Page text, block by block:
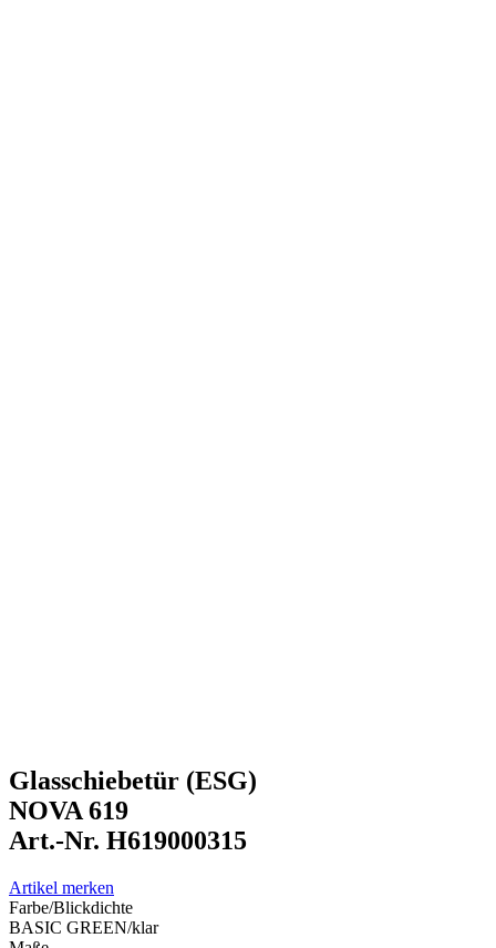
Glasschiebetür (ESG)
NOVA 619
Art.-Nr. H619000315
Artikel merken
Farbe/Blickdichte
BASIC GREEN/klar